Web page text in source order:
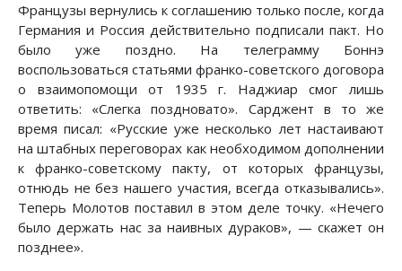
Французы вернулись к соглашению только после, когда
Германия и Россия действительно подписали пакт. Но
было уже поздно. На телеграмму Боннэ
воспользоваться статьями франко-советского договора
о взаимопомощи от 1935 г. Наджиар смог лишь
ответить: «Слегка поздновато». Сарджент в то же
время писал: «Русские уже несколько лет настаивают
на штабных переговорах как необходимом дополнении
к франко-советскому пакту, от которых французы,
отнюдь не без нашего участия, всегда отказывались».
Теперь Молотов поставил в этом деле точку. «Нечего
было держать нас за наивных дураков», — скажет он
позднее».